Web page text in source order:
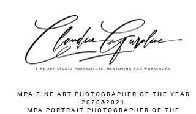
MPA FINE ART PHOTOGRAPHER OF THE YEAR
2020&2021
MPA PORTRAIT PHOTOGRAPHER OF THE